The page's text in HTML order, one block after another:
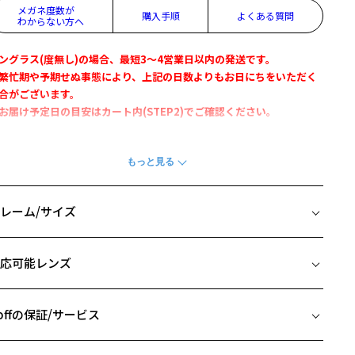
メガネ度数が
わからない方へ
購入手順 よくある質問
グラス(度無し)の場合、最短3～4営業日以内の発送です。
忙期や予期せぬ事態により、上記の日数よりもお日にちをいただく
がございます。
届け予定日の目安はカート内(STEP2)でご確認ください。
ネットをなくすことで、さらに自然な見た目を実現しました。
シーズンは花粉対策サングラスとして、それ以外の季節は通常のサ
可能なラバーモダン搭載で快適なフィット感を叶えます。
・飛沫対策メガネ ページをみる
ーム/サイズ
リッジ(鼻部分)の横幅：19mm
可能レンズ
フレームとレンズの合計料金を知りたい方へ
の保証/サービス